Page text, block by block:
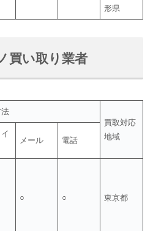
形県
買い取り業者
買取対応
地域
メール 電話
○ ○ 東京都